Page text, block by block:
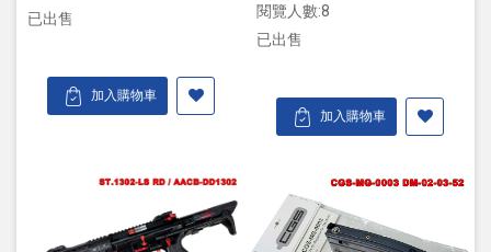
已出售
加入購物車
閱覽人數:8
已出售
加入購物車